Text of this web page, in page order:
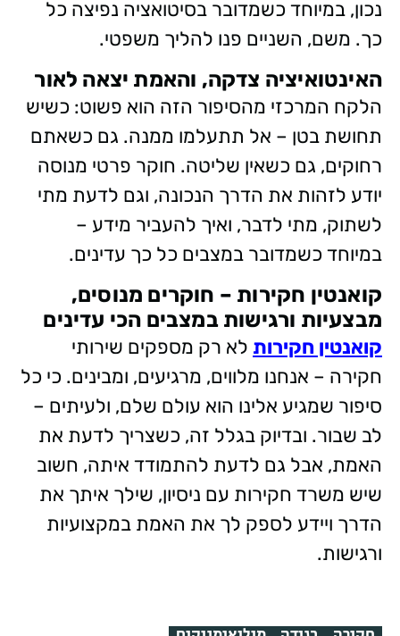
נכון, במיוחד כשמדובר בסיטואציה נפיצה כל
כך. משם, השניים פנו להליך משפטי.
האינטואיציה צדקה, והאמת יצאה לאור
הלקח המרכזי מהסיפור הזה הוא פשוט: כשיש
תחושת בטן – אל תתעלמו ממנה. גם כשאתם
רחוקים, גם כשאין שליטה. חוקר פרטי מנוסה
יודע לזהות את הדרך הנכונה, וגם לדעת מתי
לשתוק, מתי לדבר, ואיך להעביר מידע –
במיוחד כשמדובר במצבים כל כך עדינים.
קואנטין חקירות – חוקרים מנוסים,
מבצעיות ורגישות במצבים הכי עדינים
קואנטין חקירות לא רק מספקים שירותי
חקירה – אנחנו מלווים, מרגיעים, ומבינים. כי כל
סיפור שמגיע אלינו הוא עולם שלם, ולעיתים –
לב שבור. ובדיוק בגלל זה, כשצריך לדעת את
האמת, אבל גם לדעת להתמודד איתה, חשוב
שיש משרד חקירות עם ניסיון, שילך איתך את
הדרך ויידע לספק לך את האמת במקצועיות
ורגישות.